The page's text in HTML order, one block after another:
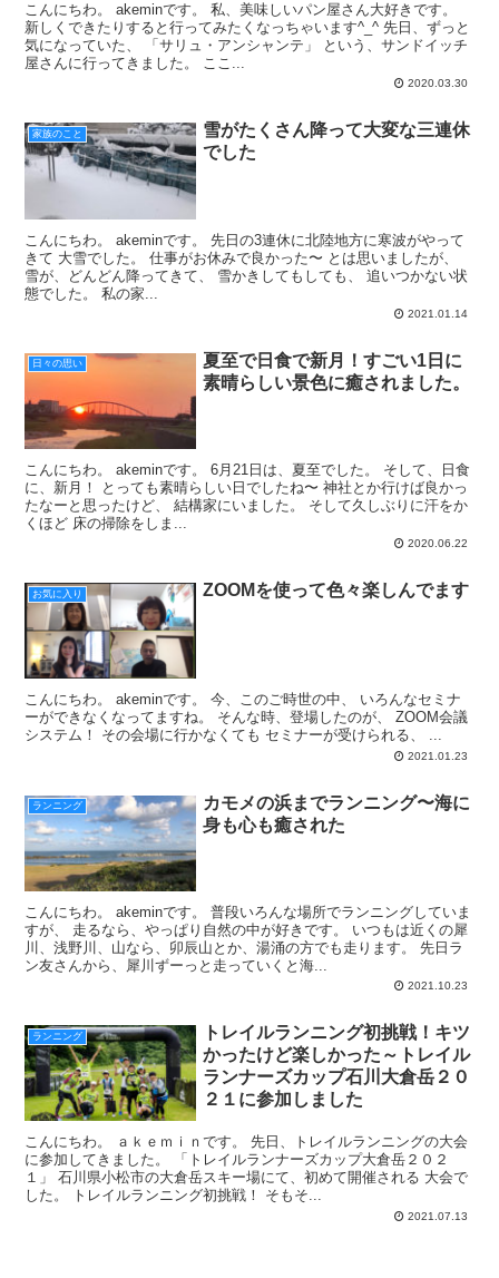
こんにちわ。 akeminです。 私、美味しいパン屋さん大好きです。
新しくできたりすると行ってみたくなっちゃいます^_^ 先日、ずっと
気になっていた、 「サリュ・アンシャンテ」 という、サンドイッチ
屋さんに行ってきました。 ここ...
2020.03.30
家族のこと
雪がたくさん降って大変な三連休
でした
こんにちわ。 akeminです。 先日の3連休に北陸地方に寒波がやって
きて 大雪でした。 仕事がお休みで良かった〜 とは思いましたが、
雪が、どんどん降ってきて、 雪かきしてもしても、 追いつかない状
態でした。 私の家...
2021.01.14
日々の思い
夏至で日食で新月！すごい1日に
素晴らしい景色に癒されました。
こんにちわ。 akeminです。 6月21日は、夏至でした。 そして、日食
に、新月！ とっても素晴らしい日でしたね〜 神社とか行けば良かっ
たなーと思ったけど、 結構家にいました。 そして久しぶりに汗をか
くほど 床の掃除をしま...
2020.06.22
お気に入り ZOOMを使って色々楽しんでます
こんにちわ。 akeminです。 今、このご時世の中、 いろんなセミナ
ーができなくなってますね。 そんな時、登場したのが、 ZOOM会議
システム！ その会場に行かなくても セミナーが受けられる、 ...
2021.01.23
ランニング
カモメの浜までランニング〜海に
身も心も癒された
こんにちわ。 akeminです。 普段いろんな場所でランニングしていま
すが、 走るなら、やっぱり自然の中が好きです。 いつもは近くの犀
川、浅野川、山なら、卯辰山とか、湯涌の方でも走ります。 先日ラ
ン友さんから、犀川ずーっと走っていくと海...
2021.10.23
ランニング
トレイルランニング初挑戦！キツ
かったけど楽しかった～トレイル
ランナーズカップ石川大倉岳２０
２１に参加しました
こんにちわ。 ａｋｅｍｉｎです。 先日、トレイルランニングの大会
に参加してきました。 「トレイルランナーズカップ大倉岳２０２
１」 石川県小松市の大倉岳スキー場にて、初めて開催される 大会で
した。 トレイルランニング初挑戦！ そもそ...
2021.07.13